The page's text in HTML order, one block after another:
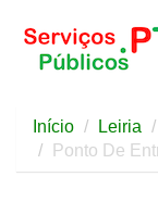
Início Leiria
Ponto De